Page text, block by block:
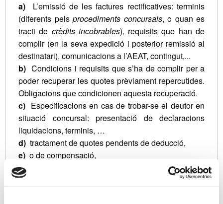
a) L’emissió de les factures rectificatives: terminis
(diferents pels procediments concursals, o quan es
tracti de crèdits incobrables), requisits que han de
complir (en la seva expedició i posterior remissió al
destinatari), comunicacions a l’AEAT, contingut,...
b) Condicions i requisits que s’ha de complir per a
poder recuperar les quotes prèviament repercutides.
Obligacions que condicionen aquesta recuperació.
c) Especificacions en cas de trobar-se el deutor en
situació concursal: presentació de declaracions
liquidacions, terminis, …
d) tractament de quotes pendents de deducció,
e) o de compensació,
f)
minoració de les deduccions practicades (casos).